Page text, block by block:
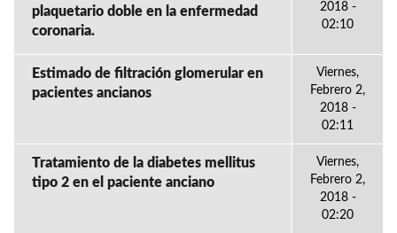
plaquetario doble en la enfermedad
coronaria.
2018 -
02:10
Estimado de filtración glomerular en
pacientes ancianos
Viernes,
Febrero 2,
2018 -
02:11
Tratamiento de la diabetes mellitus
tipo 2 en el paciente anciano
Viernes,
Febrero 2,
2018 -
02:20